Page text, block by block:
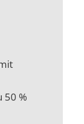
50 %